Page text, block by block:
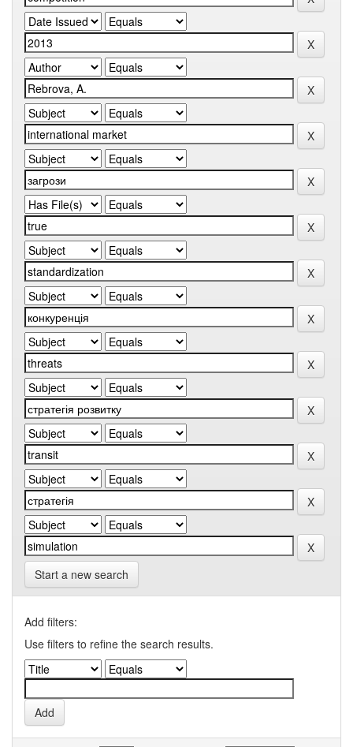
Start a new search
Add filters:
Use filters to refine the search results.